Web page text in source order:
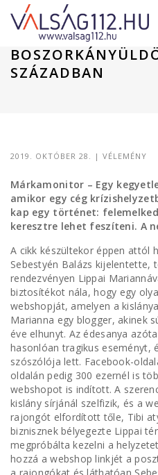
AMIKOR LEDŐL A
SZÁZADBAN
2019. OKTÓBER 28. | VÉLEMÉNY
Márkamonitor – Egy
amikor egy cég
kap egy történet:
keresztre lehet feszíteni. A
A cikk készültekor éppen attól
Sebestyén Balázs kijelentette,
rendezvényen Lippai
biztosítékot nála, hogy egy
webshopját, amelyen a
Marianna egy blogger, akinek
éve elhunyt. Az édesanya
hasonlóan tragikus eseményt,
szószólója lett. Facebook-
oldalán pedig 300 ezernél is
webshopot is indított. A
kislány sírjánál szelfizik, és a
rajongót elfordított tőle, Tibi
biznisznek bélyegezte Lippai
megpróbálta kezelni a
hozzá a webshop linkjét a